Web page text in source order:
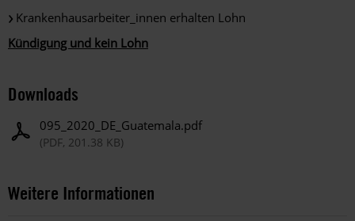
Krankenhausarbeiter_innen erhalten Lohn
Kündigung und kein Lohn
Downloads
095_2020_DE_Guatemala.pdf
(PDF, 201.38 KB)
Weitere Informationen